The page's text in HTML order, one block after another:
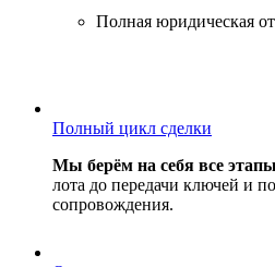
Полная юридическая
Полный цикл сделки
Мы берём на себя все
лота до передачи ключей и
сопровождения.